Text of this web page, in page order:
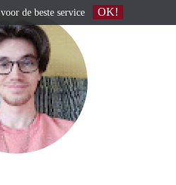
voor de beste service OK!